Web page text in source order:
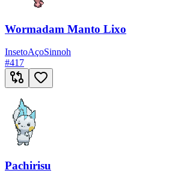
Wormadam Manto Lixo
InsetoAçoSinnoh
#417
Pachirisu